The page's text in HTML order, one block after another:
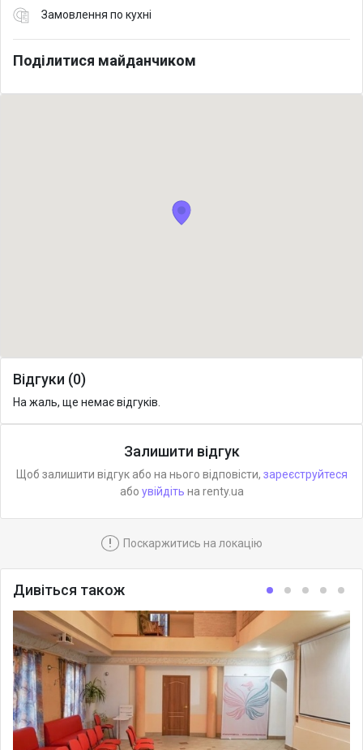
Замовлення по кухні
Поділитися майданчиком
Відгуки (0)
На жаль, ще немає відгуків.
Залишити відгук
Щоб залишити відгук або на нього відповісти, зареєструйтеся
або увійдіть на renty.ua
! Поскаржитись на локацію
Дивіться також